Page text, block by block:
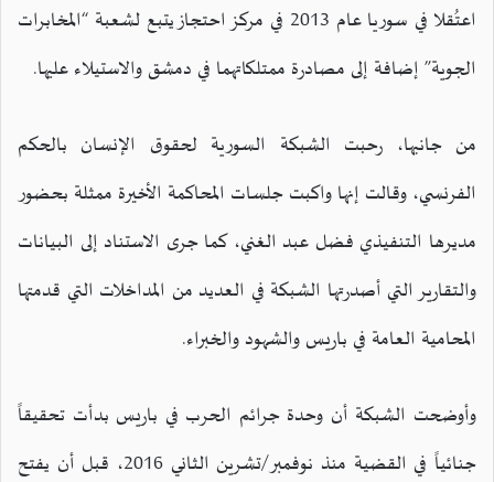
اعتُقلا في سوريا عام 2013 في مركز احتجاز يتبع لشعبة “المخابرات
الجوية” إضافة إلى مصادرة ممتلكاتهما في دمشق والاستيلاء عليها.
من جانبها، رحبت الشبكة السورية لحقوق الإنسان بالحكم
الفرنسي، وقالت إنها واكبت جلسات المحاكمة الأخيرة ممثلة بحضور
مديرها التنفيذي فضل عبد الغني، كما جرى الاستناد إلى البيانات
والتقارير التي أصدرتها الشبكة في العديد من المداخلات التي قدمتها
المحامية العامة في باريس والشهود والخبراء.
وأوضحت الشبكة أن وحدة جرائم الحرب في باريس بدأت تحقيقاً
جنائياً في القضية منذ نوفمبر/تشرين الثاني 2016، قبل أن يفتح